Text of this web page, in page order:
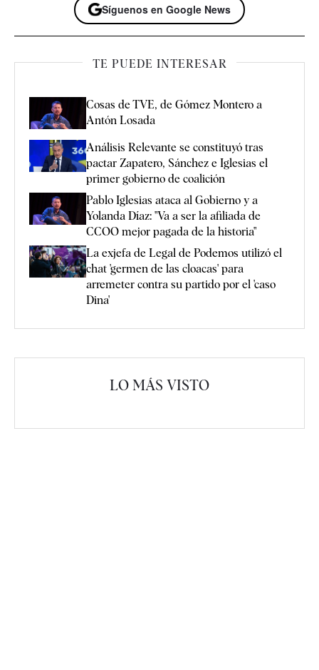
Síguenos en Google News
TE PUEDE INTERESAR
Cosas de TVE, de Gómez Montero a
Antón Losada
Análisis Relevante se constituyó tras
pactar Zapatero, Sánchez e Iglesias el
primer gobierno de coalición
Pablo Iglesias ataca al Gobierno y a
Yolanda Díaz: "Va a ser la afiliada de
CCOO mejor pagada de la historia"
La exjefa de Legal de Podemos utilizó el
chat 'germen de las cloacas' para
arremeter contra su partido por el 'caso
Dina'
LO MÁS VISTO